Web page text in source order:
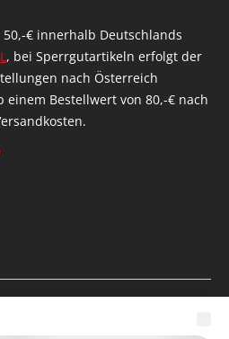
€ innerhalb Deutschlands
, bei Sperrgutartikeln erfolgt der
nach Österreich
einem Bestellwert von 80,-€ nach